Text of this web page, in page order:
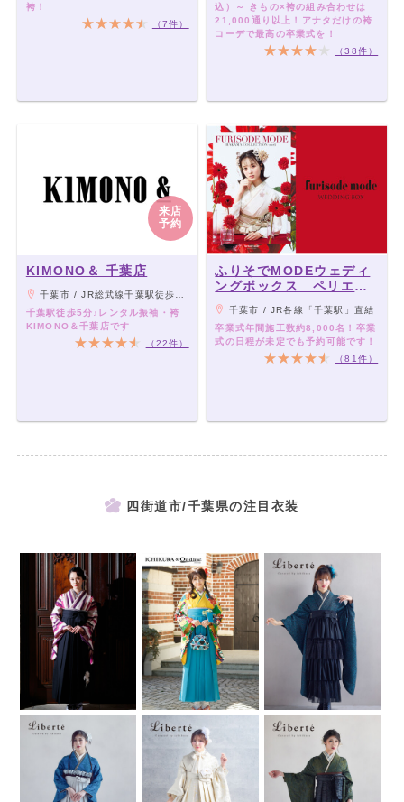
袴！
（7件）
込）～ きもの×袴の組み合わせは
21,000通り以上！アナタだけの袴
コーデで最高の卒業式を！
（38件）
来店
予約
KIMONO＆ 千葉店
千葉市 / JR総武線千葉駅徒歩5分/京成千葉線千葉中央駅徒歩2分
千葉駅徒歩5分♪レンタル振袖・袴
KIMONO＆千葉店です
（22件）
ふりそでMODEウェディ
ングボックス ペリエ千
葉店
千葉市 / JR各線「千葉駅」直結
卒業式年間施工数約8,000名！卒業
式の日程が未定でも予約可能です！
（81件）
四街道市/千葉県の注目衣装